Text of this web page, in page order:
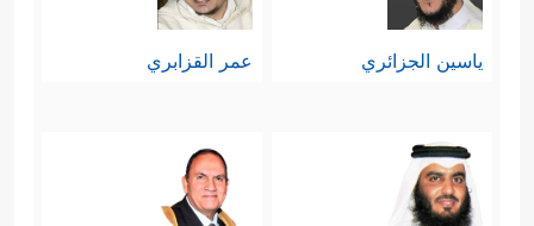
ياسين الجزائري عمر القزابري